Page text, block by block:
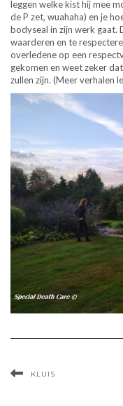
leggen welke kist hij mee
de P zet, wuahaha) en je
bodyseal in zijn werk gaat.
waarderen en te
overledene op een
gekomen en weet zeker
zullen zijn. (Meer verhalen
KLUIS